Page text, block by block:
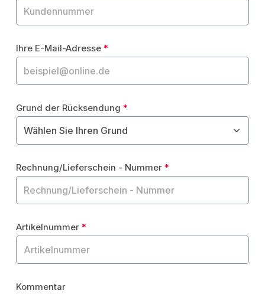
Ihre E-Mail-Adresse*
Grund der Rücksendung*
Rechnung/Lieferschein - Nummer*
Artikelnummer*
Kommentar